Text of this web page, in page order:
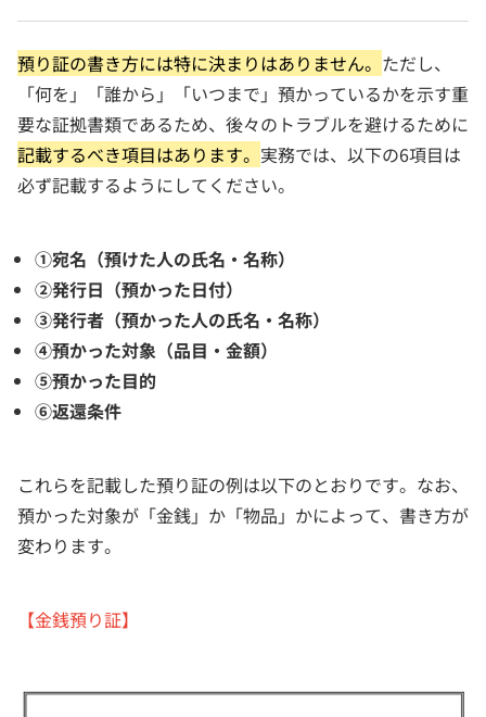
預り証の書き方には特に決まりはありません。 ただし、
「何を」「誰から」「いつまで」預かっているかを示す重
要な証拠書類であるため、後々のトラブルを避けるために
記載するべき項目はあります。 実務では、以下の6項目は
必ず記載するようにしてください。
①宛名（預けた人の氏名・名称）
②発行日（預かった日付）
③発行者（預かった人の氏名・名称）
④預かった対象（品目・金額）
⑤預かった目的
⑥返還条件
これらを記載した預り証の例は以下のとおりです。なお、
預かった対象が「金銭」か「物品」かによって、書き方が
変わります。
【金銭預り証】